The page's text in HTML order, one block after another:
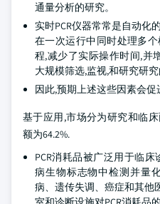
通量分析的研究。
实时PCR仪器常常是自动化
在一次运行中同时处理多
程,减少了实际操作时间,并
大规模筛选,监视,和研究研
因此,预期上述这些因素会促
基于应用,市场分为研究和临
额为64.2%.
PCR消耗品被广泛用于临
病生物标志物中检测并量
病、遗传失调、癌症和其他